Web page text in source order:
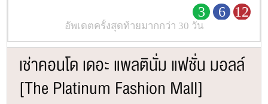
3 6 12
อัพเดตครั้งสุดท้ายมากกว่า 30 วัน
เช่าคอนโด เดอะ แพลตินั่ม แฟชั่น มอลล์
[The Platinum Fashion Mall]